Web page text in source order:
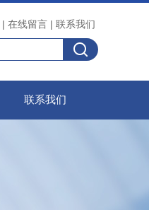
| 在线留言 | 联系我们
联系我们